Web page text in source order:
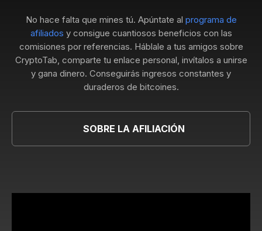
No hace falta que mines tú. Apúntate al programa de
afiliados y consigue cuantiosos beneficios con las
comisiones por referencias. Háblale a tus amigos sobre
CryptoTab, comparte tu enlace personal, invítalos a unirse
y gana dinero. Conseguirás ingresos constantes y
duraderos de bitcoines.
SOBRE LA AFILIACIÓN